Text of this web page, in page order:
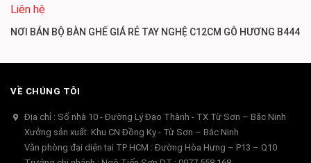
Liên hệ
NƠI BÁN BỘ BÀN GHẾ GIÁ RẺ TAY NGHỆ C12CM GỖ HƯƠNG B444
VỀ CHÚNG TÔI
Địa chỉ : Số nhà 10 - Đường Lý Đạo Thành - TX Từ Sơn – Băc Ninh
Xưởng sản xuất: Khu CN Đồng Kỵ - Từ Sơn – Bắc Ninh
Văn phòng đại diện tai TP HCM : Đường Hòa Hưng – P13 – Q10